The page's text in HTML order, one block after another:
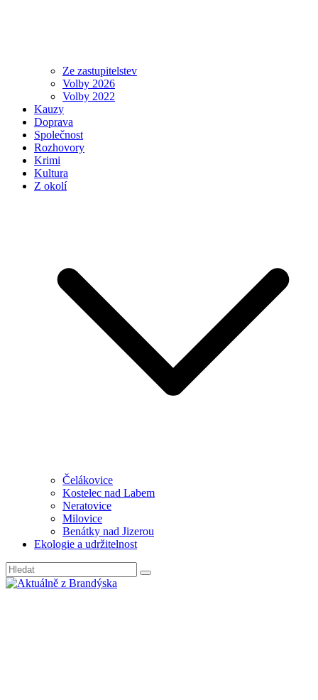
Ze zastupitelstev
Volby 2026
Volby 2022
Kauzy
Doprava
Společnost
Rozhovory
Krimi
Kultura
Z okolí
Čelákovice
Kostelec nad Labem
Neratovice
Milovice
Benátky nad Jizerou
Ekologie a udržitelnost